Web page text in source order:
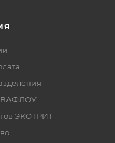
ЭКОТРИТ